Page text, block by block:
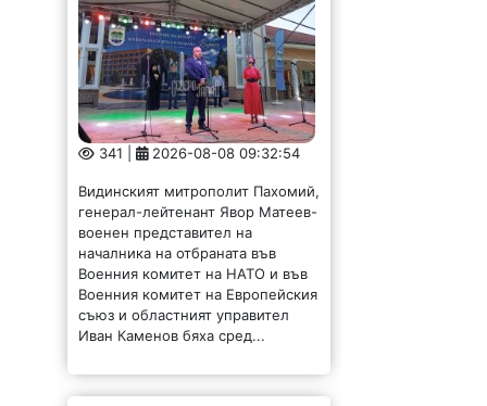
341 | 2026-08-08 09:32:54
Видинският митрополит Пахомий,
генерал-лейтенант Явор Матеев-
военен представител на
началника на отбраната във
Военния комитет на НАТО и във
Военния комитет на Европейския
съюз и областният управител
Иван Каменов бяха сред...